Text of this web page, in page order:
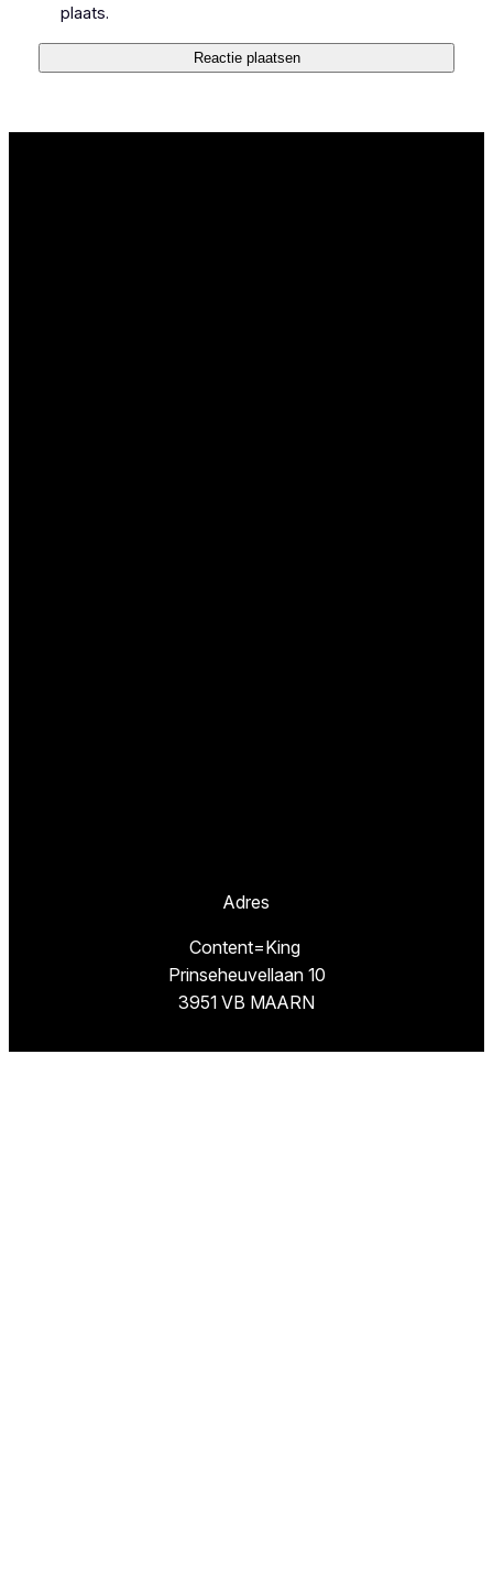
plaats.
Adres
Content=King
Prinseheuvellaan 10
3951 VB MAARN